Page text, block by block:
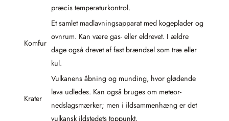
præcis temperaturkontrol.
Komfur
Et samlet madlavningsapparat med kogeplader og
ovnrum. Kan være gas- eller eldrevet. I ældre
dage også drevet af fast brændsel som træ eller
kul.
Krater
Vulkanens åbning og munding, hvor glødende
lava udledes. Kan også bruges om meteor-
nedslagsmærker; men i ildsammenhæng er det
vulkansk ildstedets toppunkt.